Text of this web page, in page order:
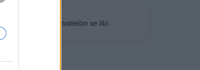
uživatelům se líbí